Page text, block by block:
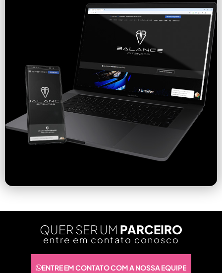
QUER SER UM PARCEIRO
entre em contato conosco
ENTRE EM CONTATO COM A NOSSA EQUIPE